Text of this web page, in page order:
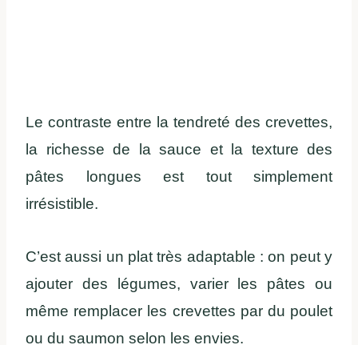
Le contraste entre la tendreté des crevettes,
la richesse de la sauce et la texture des
pâtes longues est tout simplement
irrésistible.
C’est aussi un plat très adaptable : on peut y
ajouter des légumes, varier les pâtes ou
même remplacer les crevettes par du poulet
ou du saumon selon les envies.